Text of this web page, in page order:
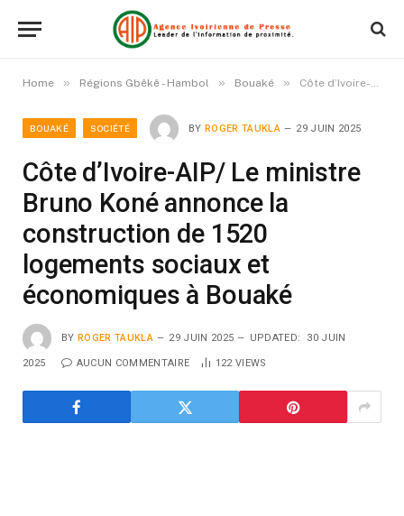
Home » Régions Gbêkê - Hambol » Bouaké » Côte d’Ivoire-AIP/ Le ministre Bruno Koné annonce la construction de 1520 logements sociaux et économiques à Bouaké
BOUAKÉ SOCIÉTÉ BY ROGER TAUKLA 29 JUIN 2025
Côte d’Ivoire-AIP/ Le ministre
Bruno Koné annonce la
construction de 1520
logements sociaux et
économiques à Bouaké
BY ROGER TAUKLA 29 JUIN 2025 UPDATED: 30 JUIN
2025 AUCUN COMMENTAIRE 122 VIEWS